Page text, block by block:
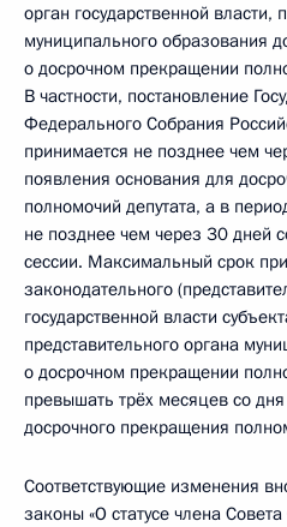
орган государственной власти,
муниципального образования
о досрочном прекращении
В частности, постановление
Федерального Собрания
принимается не позднее чем
появления основания для
полномочий депутата, а в
не позднее чем через 30 дней
сессии. Максимальный срок
законодательного
государственной власти
представительного органа
о досрочном прекращении
превышать трёх месяцев со
досрочного прекращения
Соответствующие изменения
законы «О статусе члена